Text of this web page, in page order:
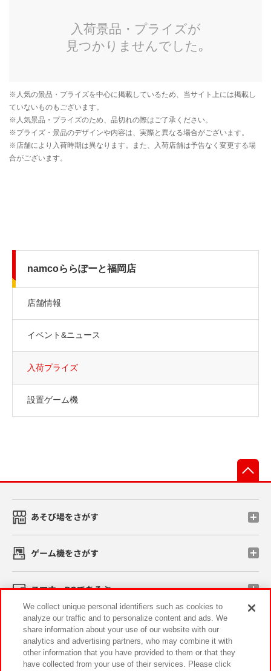
namcoららぽーと福岡店
店舗情報
イベント&ニュース
入荷プライズ
設置ゲーム機
あそび場をさがす
ゲーム機をさがす
スマホ・PCであそぶ
イベント・キャンペーン
We collect unique personal identifiers such as cookies to
analyze our traffic and to personalize content and ads. We
share information about your use of our website with our
analytics and advertising partners, who may combine it with
other information that you have provided to them or that they
have collected from your use of their services. Please click